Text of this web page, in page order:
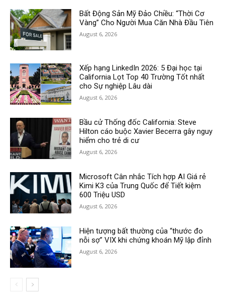
Bất Động Sản Mỹ Đảo Chiều: “Thời Cơ
Vàng” Cho Người Mua Căn Nhà Đầu Tiên
August 6, 2026
Xếp hạng LinkedIn 2026: 5 Đại học tại
California Lọt Top 40 Trường Tốt nhất
cho Sự nghiệp Lâu dài
August 6, 2026
Bầu cử Thống đốc California: Steve
Hilton cáo buộc Xavier Becerra gây nguy
hiểm cho trẻ di cư
August 6, 2026
Microsoft Cân nhắc Tích hợp AI Giá rẻ
Kimi K3 của Trung Quốc để Tiết kiệm
600 Triệu USD
August 6, 2026
Hiện tượng bất thường của “thước đo
nỗi sợ” VIX khi chứng khoán Mỹ lập đỉnh
August 6, 2026